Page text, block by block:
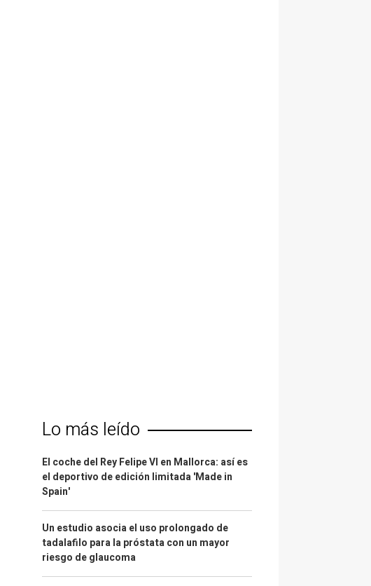
Lo más leído
El coche del Rey Felipe VI en Mallorca: así es
el deportivo de edición limitada 'Made in
Spain'
Un estudio asocia el uso prolongado de
tadalafilo para la próstata con un mayor
riesgo de glaucoma